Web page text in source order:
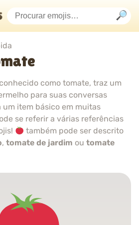
como tomate, traz um
para suas conversas
um item básico em muitas
se referir a várias referências
também pode ser descrito
, tomate de jardim ou tomate